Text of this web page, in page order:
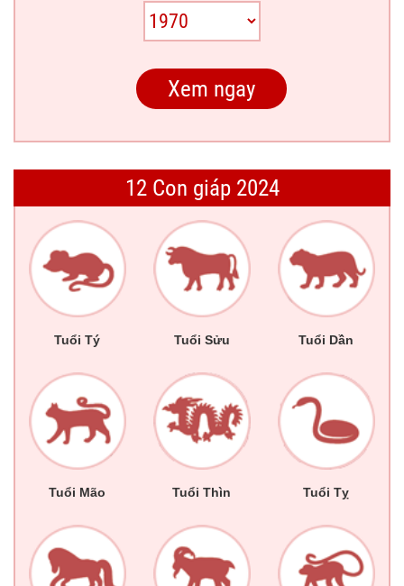
12 Con giáp 2024
Tuổi Tý Tuổi Sửu Tuổi Dần
Tuổi Mão Tuổi Thìn Tuổi Tỵ